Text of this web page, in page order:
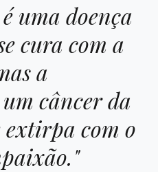
uma doença
cura com a
a
câncer da
extirpa com o